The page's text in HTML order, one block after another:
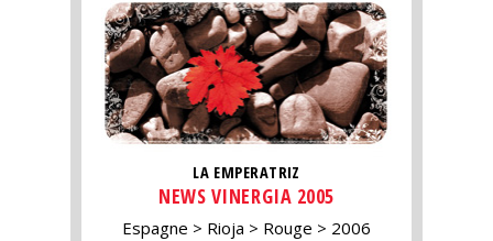
LA EMPERATRIZ
NEWS VINERGIA 2005
Espagne Rioja Rouge 2006